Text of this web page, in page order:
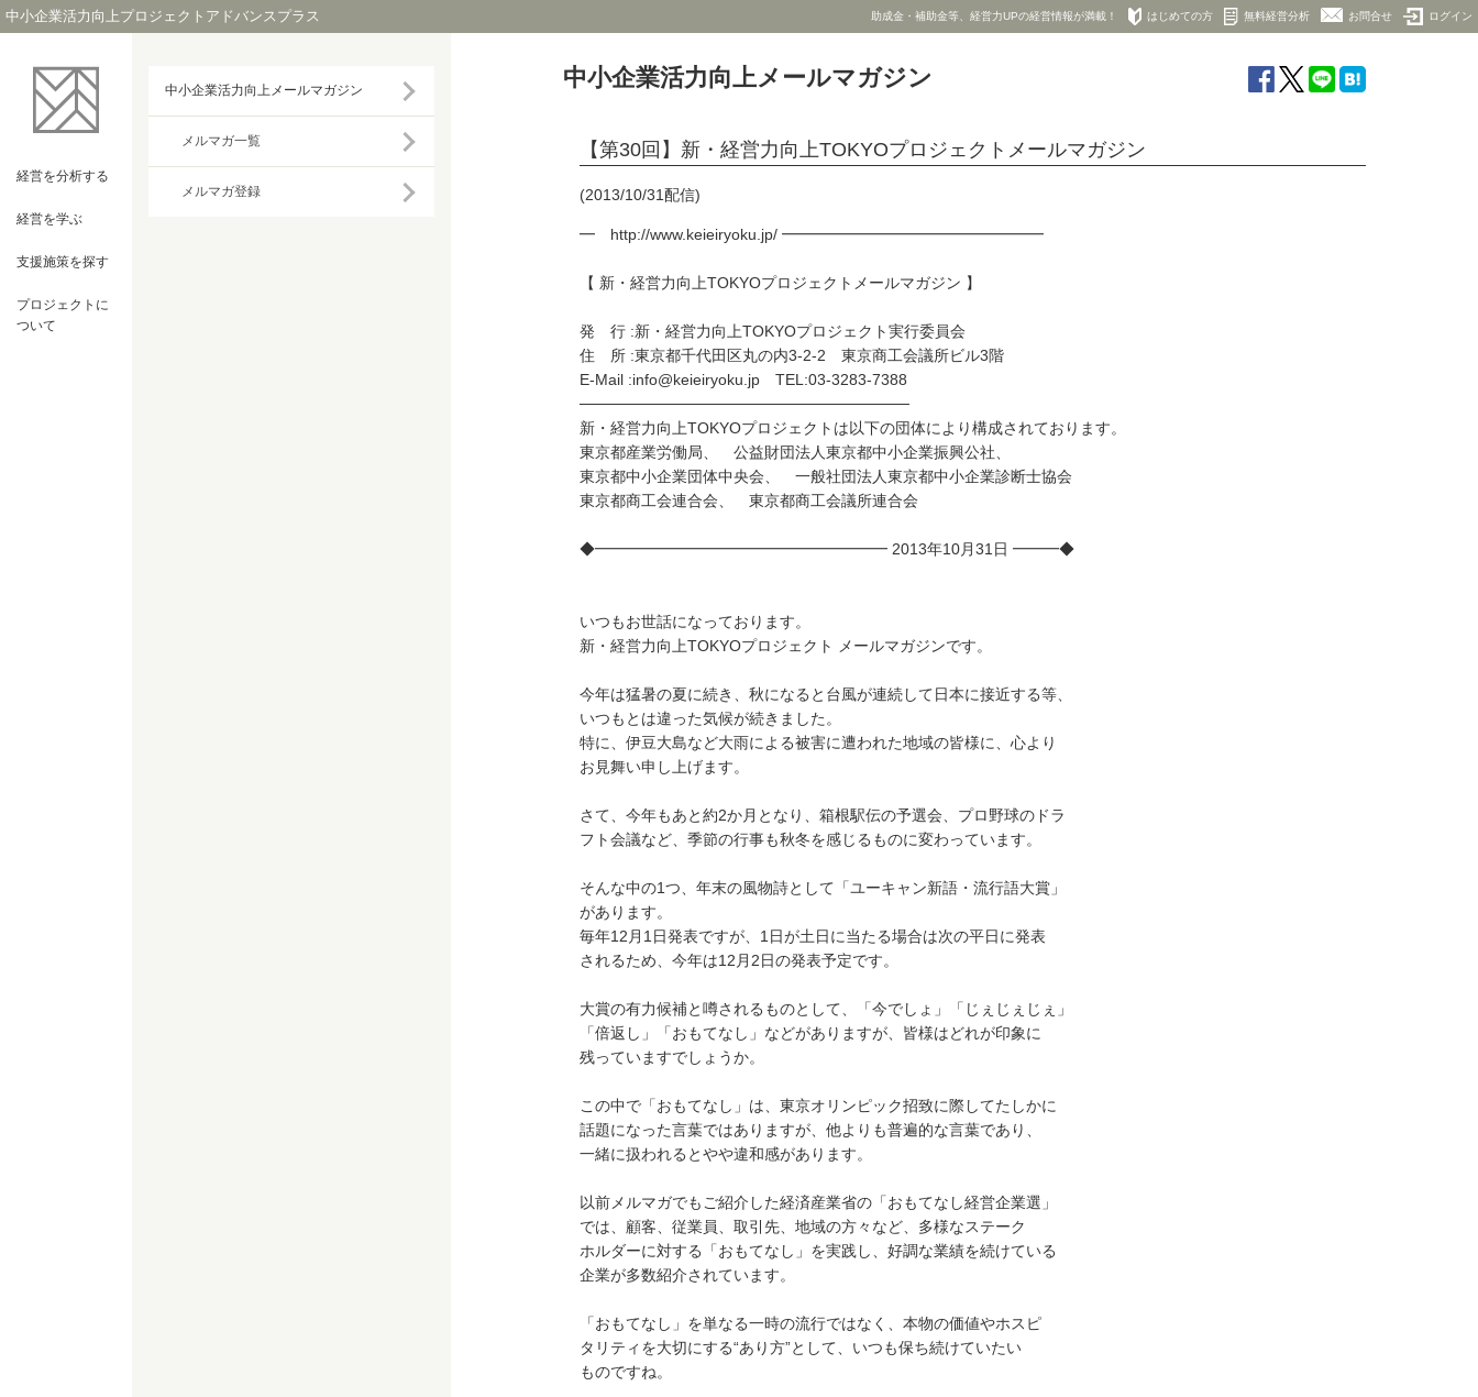
中小企業活力向上プロジェクトアドバンスプラス 助成金・補助金等、経営力UPの経営情報が満載！ はじめての方 無料経営分析 お問合せ ログイン
経営を分析する
経営を学ぶ
支援施策を探す
プロジェクト に
ついて
中小企業活力向上メールマガジン
メルマガ一覧
メルマガ登録
中小企業活力向上メールマガジン
【第30回】新・経営力向上TOKYOプロジェクトメールマガジン
(2013/10/31配信)
━ http://www.keieiryoku.jp/ ━━━━━━━━━━━━━━━━━
【 新・経営力向上TOKYOプロジェクトメールマガジン 】
発 行 :新・経営力向上TOKYOプロジェクト実行委員会
住 所 :東京都千代田区丸の内3-2-2 東京商工会議所ビル3階
E-Mail :info@keieiryoku.jp TEL:03-3283-7388
──────────────────────────────
新・経営力向上TOKYOプロジェクトは以下の団体により構成されております。
東京都産業労働局、 公益財団法人東京都中小企業振興公社、
東京都中小企業団体中央会、 一般社団法人東京都中小企業診断士協会
東京都商工会連合会、 東京都商工会議所連合会
◆━━━━━━━━━━━━━━━━━━━ 2013年10月31日 ━━━◆
いつもお世話になっております。
新・経営力向上TOKYOプロジェクト メールマガジンです。
今年は猛暑の夏に続き、秋になると台風が連続して日本に接近する等、
いつもとは違った気候が続きました。
特に、伊豆大島など大雨による被害に遭われた地域の皆様に、心より
お見舞い申し上げます。
さて、今年もあと約2か月となり、箱根駅伝の予選会、プロ野球のドラ
フト会議など、季節の行事も秋冬を感じるものに変わっています。
そんな中の1つ、年末の風物詩として「ユーキャン新語・流行語大賞」
があります。
毎年12月1日発表ですが、1日が土日に当たる場合は次の平日に発表
されるため、今年は12月2日の発表予定です。
大賞の有力候補と噂されるものとして、「今でしょ」「じぇじぇじぇ」
「倍返し」「おもてなし」などがありますが、皆様はどれが印象に
残っていますでしょうか。
この中で「おもてなし」は、東京オリンピック招致に際してたしかに
話題になった言葉ではありますが、他よりも普遍的な言葉であり、
一緒に扱われるとやや違和感があります。
以前メルマガでもご紹介した経済産業省の「おもてなし経営企業選」
では、顧客、従業員、取引先、地域の方々など、多様なステーク
ホルダーに対する「おもてなし」を実践し、好調な業績を続けている
企業が多数紹介されています。
「おもてなし」を単なる一時の流行ではなく、本物の価値やホスピ
タリティを大切にする“あり方”として、いつも保ち続けていたい
ものですね。